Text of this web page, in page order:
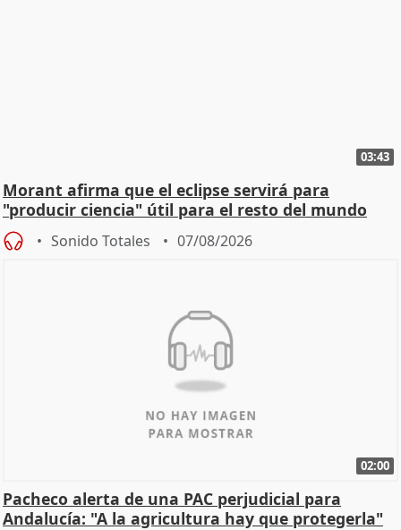
03:43
Morant afirma que el eclipse servirá para
"producir ciencia" útil para el resto del mundo
Sonido Totales 07/08/2026
02:00
Pacheco alerta de una PAC perjudicial para
Andalucía: "A la agricultura hay que protegerla"